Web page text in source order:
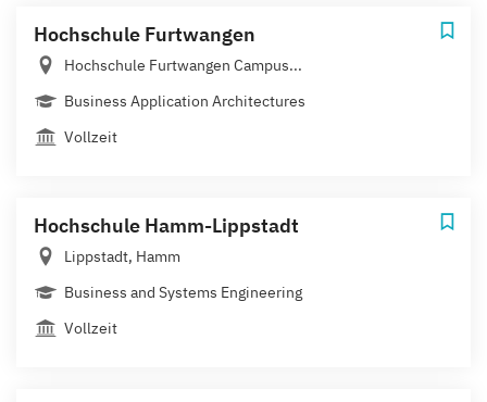
Hochschule Furtwangen
Hochschule Furtwangen Campus...
Business Application Architectures
Vollzeit
Hochschule Hamm-Lippstadt
Lippstadt, Hamm
Business and Systems Engineering
Vollzeit